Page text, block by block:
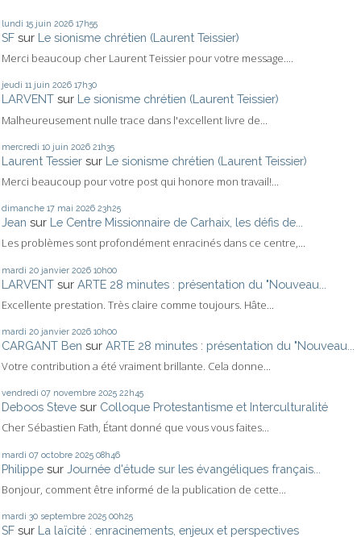
lundi 15 juin 2026 17h55
SF sur Le sionisme chrétien (Laurent Teissier)
Merci beaucoup cher Laurent Teissier pour votre message....
jeudi 11 juin 2026 17h30
LARVENT sur Le sionisme chrétien (Laurent Teissier)
Malheureusement nulle trace dans l'excellent livre de...
mercredi 10 juin 2026 21h35
Laurent Tessier sur Le sionisme chrétien (Laurent Teissier)
Merci beaucoup pour votre post qui honore mon travail!...
dimanche 17 mai 2026 23h25
Jean sur Le Centre Missionnaire de Carhaix, les défis de...
Les problèmes sont profondément enracinés dans ce centre,...
mardi 20 janvier 2026 10h00
LARVENT sur ARTE 28 minutes : présentation du "Nouveau...
Excellente prestation. Très claire comme toujours. Hâte...
mardi 20 janvier 2026 10h00
CARGANT Ben sur ARTE 28 minutes : présentation du "Nouveau...
Votre contribution a été vraiment brillante. Cela donne...
vendredi 07 novembre 2025 22h45
Deboos Steve sur Colloque Protestantisme et Interculturalité
Cher Sébastien Fath, Étant donné que vous vous faites...
mardi 07 octobre 2025 08h46
Philippe sur Journée d'étude sur les évangéliques français...
Bonjour, comment être informé de la publication de cette...
mardi 30 septembre 2025 00h25
SF sur La laïcité : enracinements, enjeux et perspectives